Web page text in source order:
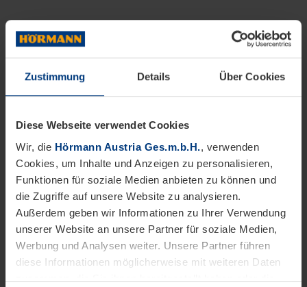
Zustimmung Details Über Cookies
Diese Webseite verwendet Cookies
Wir, die Hörmann Austria Ges.m.b.H., verwenden
Cookies, um Inhalte und Anzeigen zu personalisieren,
Funktionen für soziale Medien anbieten zu können und
die Zugriffe auf unsere Website zu analysieren.
Außerdem geben wir Informationen zu Ihrer Verwendung
unserer Website an unsere Partner für soziale Medien,
Werbung und Analysen weiter. Unsere Partner führen
diese Informationen möglicherweise mit weiteren Daten
zusammen, die Sie ihnen bereitgestellt haben oder die